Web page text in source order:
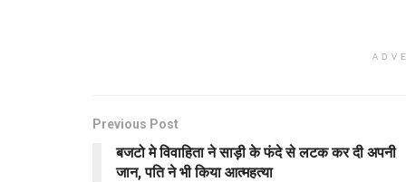
Previous Post
बजटो मे विवाहिता ने साड़ी के फंदे से लटक कर दी अपनी
जान, पति ने भी किया आत्महत्या